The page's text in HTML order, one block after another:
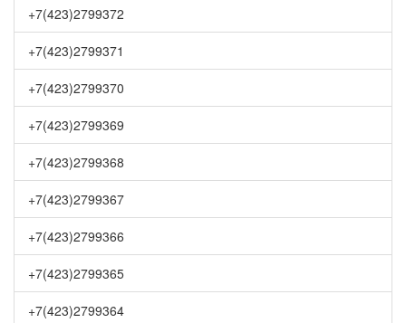
+7(423)2799372
+7(423)2799371
+7(423)2799370
+7(423)2799369
+7(423)2799368
+7(423)2799367
+7(423)2799366
+7(423)2799365
+7(423)2799364